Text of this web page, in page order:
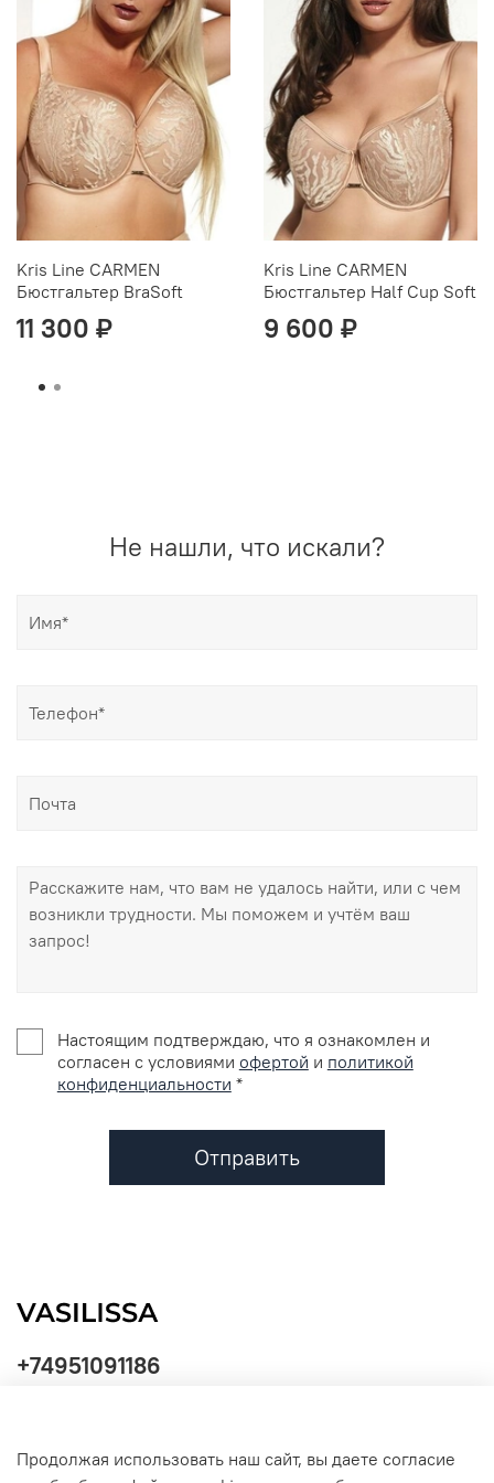
Kris Line CARMEN
Бюстгальтер BraSoft
11 300 ₽
Kris Line CARMEN
Бюстгальтер Half Cup Soft
9 600 ₽
Не нашли, что искали?
Настоящим подтверждаю, что я ознакомлен и
согласен с условиями офертой и политикой
конфиденциальности *
Отправить
+74951091186
Продолжая использовать наш сайт, вы даете согласие